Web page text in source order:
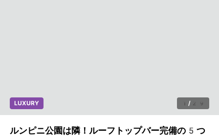
1 / 29
LUXURY
ルンピニ公園は隣！ルーフトップバー完備の5つ